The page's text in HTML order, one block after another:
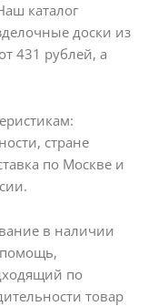
каталог
доски из
431 рублей, а
стране
по Москве и
в наличии
по
товар